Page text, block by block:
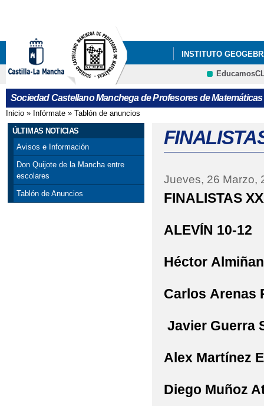
INSTITUTO
ÚLTIMAS NOTICIAS
GALA DEL
VISITA DE PEDRO
X CONCURSO DE
PROVINCIAL DE
CRFP
Sociedad Castellano Manchega de Profesores de Matemáticas
Se encuentra usted aquí
Inicio » Infórmate » Tablón de anuncios
ÚLTIMAS NOTICIAS
Avisos e Información
Don Quijote de la Mancha entre
escolares
Tablón de Anuncios
Jueves, 26 Marzo,
FINALISTAS
ALEVÍN 10-12
Héctor
Carlos Arenas
Javier Guerra
Alex Martínez
Diego Muñoz